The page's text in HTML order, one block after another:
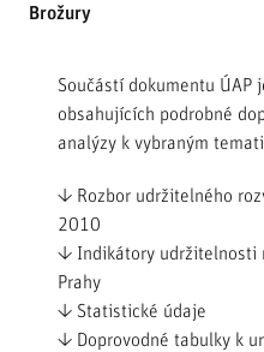
Brožury
Součástí dokumentu ÚAP
obsahujících podrobné
analýzy k vybraným
↓ Rozbor udržitelného
2010
↓ Indikátory udržitelnosti
Prahy
↓ Statistické údaje
↓ Doprovodné tabulky k